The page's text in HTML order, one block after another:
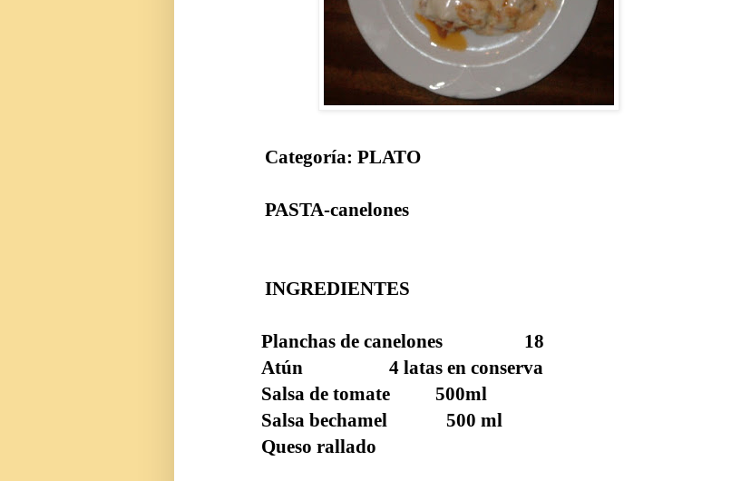
Categoría: PLATO
PASTA-canelones
INGREDIENTES
Planchas de canelones 18
Atún 4 latas en conserva
Salsa de tomate 500ml
Salsa bechamel 500 ml
Queso rallado